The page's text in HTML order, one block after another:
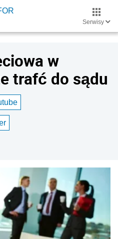
Serwisy
w
trafć do sądu